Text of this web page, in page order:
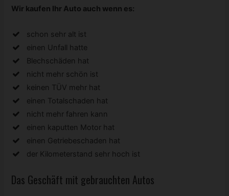
Wir kaufen Ihr Auto auch wenn es:
schon sehr alt ist
einen Unfall hatte
Blechschäden hat
nicht mehr schön ist
keinen TÜV mehr hat
einen Totalschaden hat
nicht mehr fahren kann
einen kaputten Motor hat
einen Getriebeschaden hat
der Kilometerstand sehr hoch ist
Das Geschäft mit gebrauchten Autos